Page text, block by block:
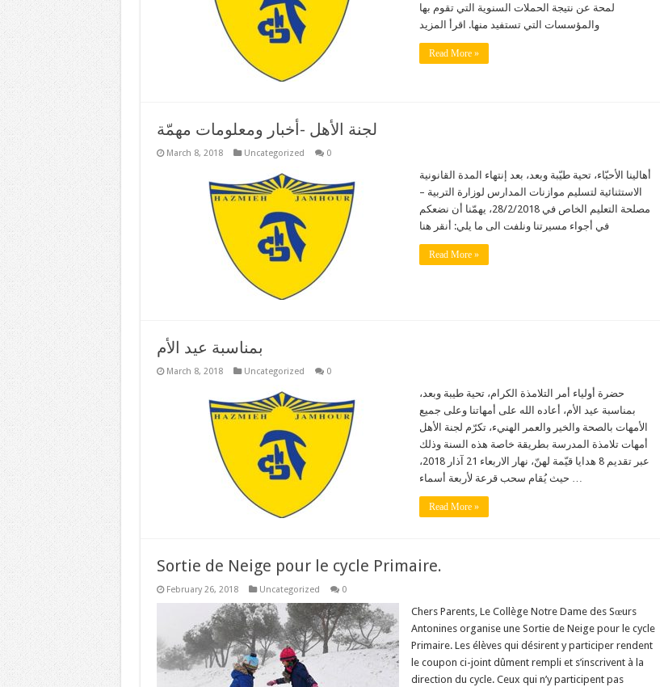
لمحة عن نتيجة الحملات السنوية التي تقوم بها
والمؤسسات التي تستفيد منها. اقرأ المزيد
Read More »
لجنة الأهل -أخبار ومعلومات مهمّة
March 8, 2018 Uncategorized 0
أهالينا الأحبّاء، تحية طيّبة وبعد، بعد إنتهاء المدة القانونية
الاستثنائية لتسليم موازنات المدارس لوزارة التربية –
مصلحة التعليم الخاص في 28/2/2018، يهمّنا أن نضعكم
في أجواء مسيرتنا ونلفت الى ما يلي: أنقر هنا
Read More »
بمناسبة عيد الأم
March 8, 2018 Uncategorized 0
حضرة أولياء أمر التلامذة الكرام، تحية طيبة وبعد،
بمناسبة عيد الأم، أعاده الله على أمهاتنا وعلى جميع
الأمهات بالصحة والخير والعمر الهنيء، تكرّم لجنة الأهل
أمهات تلامذة المدرسة بطريقة خاصة هذه السنة وذلك
عبر تقديم 8 هدايا قيّمة لهنّ، نهار الاربعاء 21 آذار 2018،
Read More »
Sortie de Neige pour le cycle Primaire.
February 26, 2018 Uncategorized 0
Chers Parents, Le Collège Notre Dame des Sœurs
Antonines organise une Sortie de Neige pour le cycle
Primaire. Les élèves qui désirent y participer rendent
le coupon ci-joint dûment rempli et s’inscrivent à la
direction du cycle. Ceux qui n’y participent pas